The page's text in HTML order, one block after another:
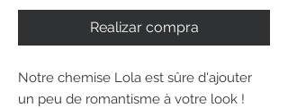
Realizar compra
Notre chemise Lola est sûre d'ajouter
un peu de romantisme à votre look !